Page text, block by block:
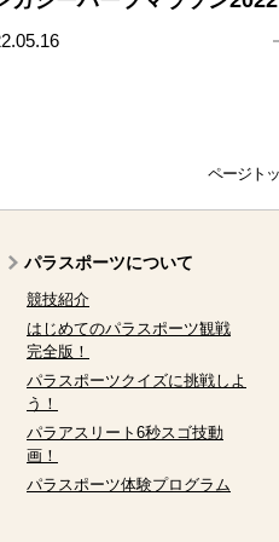
パラスポーツについて
競技紹介
はじめてのパラスポーツ観戦
完全版！
パラスポーツクイズに挑戦しよ
う！
パラアスリート6秒スゴ技動
画！
パラスポーツ体験プログラム